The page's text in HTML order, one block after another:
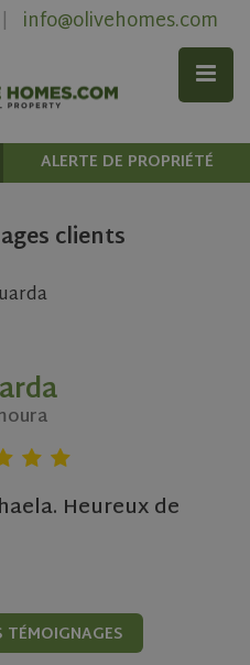
| info@olivehomes.com
ALERTE DE PROPRIÉTÉ
clients
Heureux de